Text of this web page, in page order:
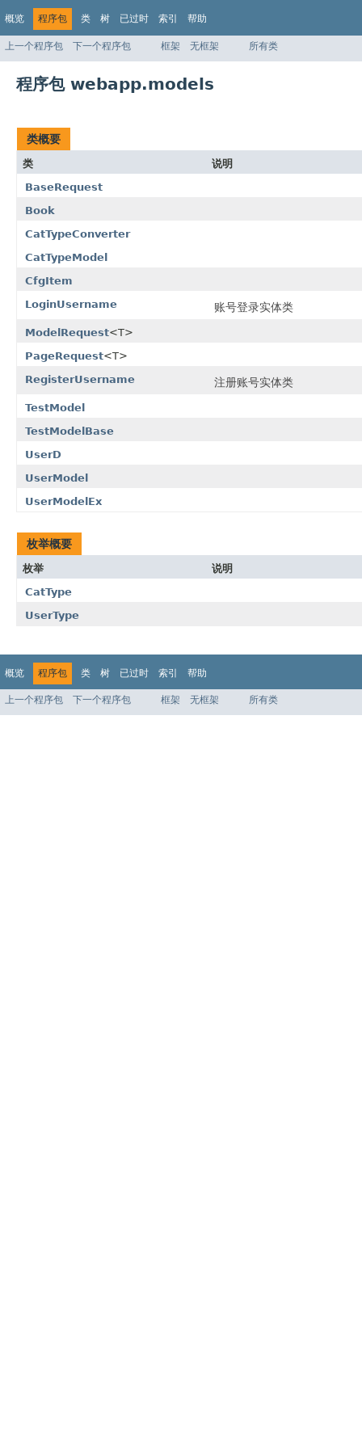
概览 程序包 类 树 已过时 索引 帮助
上一个程序包 下一个程序包 框架 无框架 所有类
程序包 webapp.models
类概要
类
说明
BaseRequest
Book
CatTypeConverter
CatTypeModel
CfgItem
LoginUsername
账号登录实体类
ModelRequest<T>
PageRequest<T>
RegisterUsername
注册账号实体类
TestModel
TestModelBase
UserD
UserModel
UserModelEx
枚举概要
枚举
说明
CatType
UserType
概览 程序包 类 树 已过时 索引 帮助
上一个程序包 下一个程序包 框架 无框架 所有类